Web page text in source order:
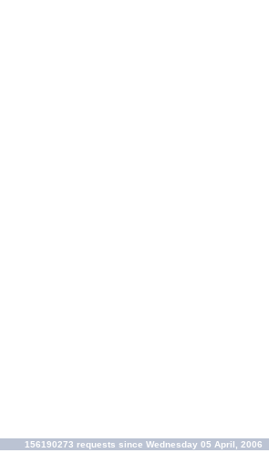
156190273 requests since Wednesday 05 April, 2006